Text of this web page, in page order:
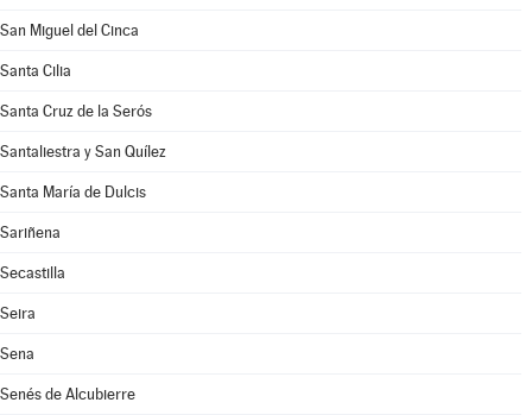
San Miguel del Cinca
Santa Cilia
Santa Cruz de la Serós
Santaliestra y San Quílez
Santa María de Dulcis
Sariñena
Secastilla
Seira
Sena
Senés de Alcubierre